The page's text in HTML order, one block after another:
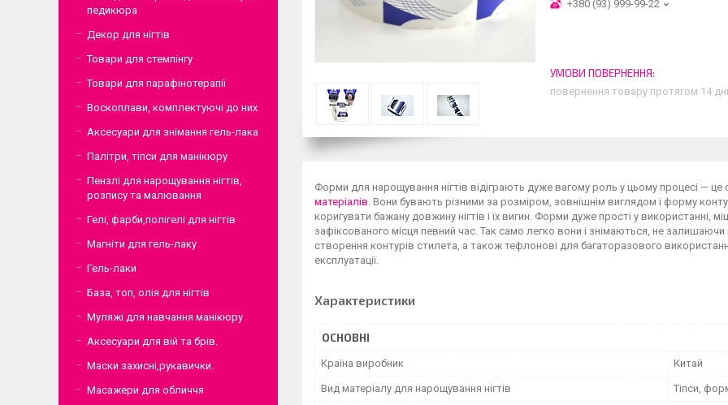
+380 (93) 999-99-22
повернення товару протягом 14
Форми для нарощування нігтів відіграють дуже вагому роль у цьому процесі —
матеріалів. Вони бувають різними за розміром, зовнішнім виглядом і форму
коригувати бажану довжину нігтів і їх вигин. Форми дуже прості у використанні,
зафіксованого місця певний час. Так само легко вони і знімаються, не
створення контурів стилета, а також тефлонові для багаторазового
експлуатації.
Характеристики
ОСНОВНІ
Країна виробник Китай
Вид матеріалу для нарощування нігтів Тіпси,
педикюра
Декор для нігтів
Товари для стемпінгу
Товари для парафінотерапії
Воскоплави, комплектуючі до них
Аксесуари для знімання гель-лака
Палітри, тіпси для манікюру
Пензлі для нарощування нігтів,
розпису та малювання
Гелі, фарби,полігелі для нігтів
Магніти для гель-лаку
Гель-лаки
База, топ, олія для нігтів
Муляжі для навчання манікюру
Аксесуари для вій та брів.
Маски захисні,рукавички.
Масажери для обличчя